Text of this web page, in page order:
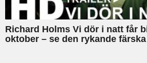
Richard Holms Vi dör i natt får
oktober – se den rykande